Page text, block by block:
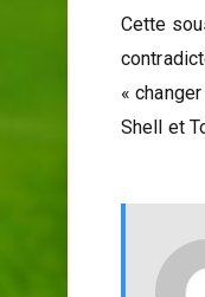
Cette
«
Shell et